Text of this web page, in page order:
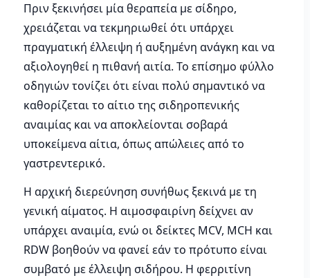
Πριν ξεκινήσει μία θεραπεία με σίδηρο,
χρειάζεται να τεκμηριωθεί ότι υπάρχει
πραγματική έλλειψη ή αυξημένη ανάγκη και να
αξιολογηθεί η πιθανή αιτία. Το επίσημο φύλλο
οδηγιών τονίζει ότι είναι πολύ σημαντικό να
καθορίζεται το αίτιο της σιδηροπενικής
αναιμίας και να αποκλείονται σοβαρά
υποκείμενα αίτια, όπως απώλειες από το
γαστρεντερικό.
Η αρχική διερεύνηση συνήθως ξεκινά με τη
γενική αίματος. Η αιμοσφαιρίνη δείχνει αν
υπάρχει αναιμία, ενώ οι δείκτες MCV, MCH και
RDW βοηθούν να φανεί εάν το πρότυπο είναι
συμβατό με έλλειψη σιδήρου. Η φερριτίνη